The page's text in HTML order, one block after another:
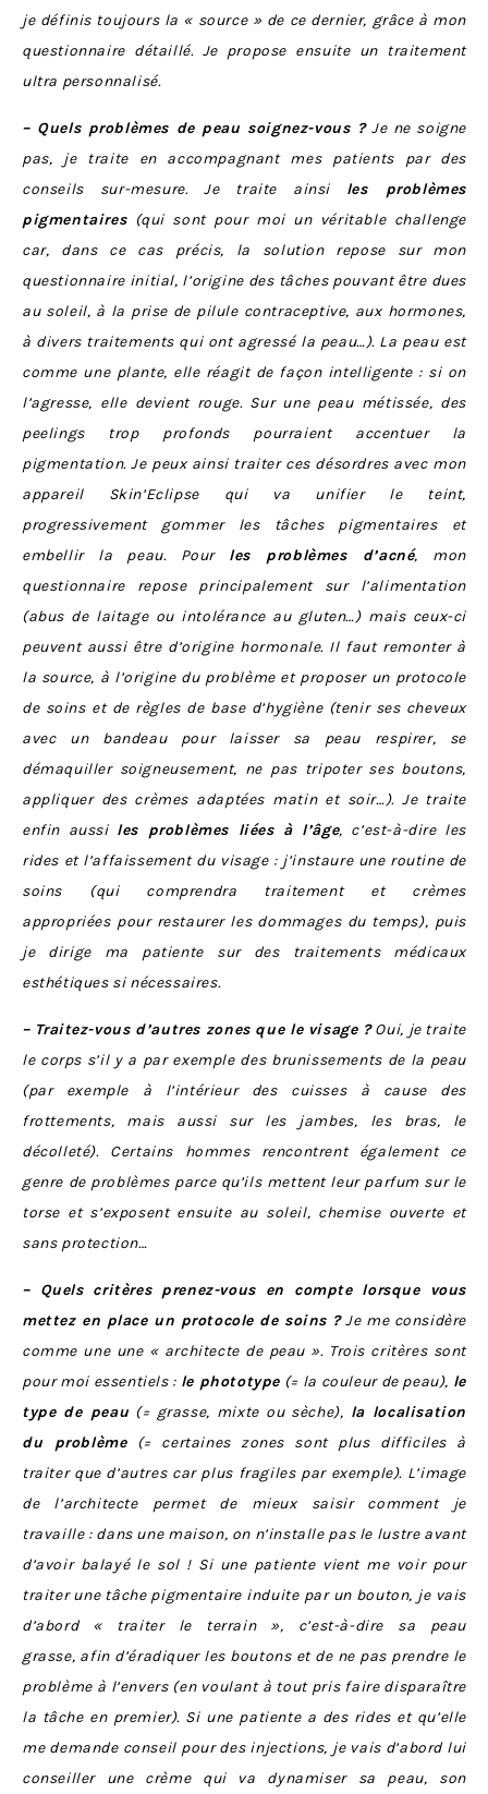
je définis toujours la « source » de ce dernier, grâce à mon
questionnaire détaillé. Je propose ensuite un traitement
ultra personnalisé.
– Quels problèmes de peau soignez-vous ?Je ne soigne
pas, je traite en accompagnant mes patients par des
conseils sur-mesure. Je traite ainsi les problèmes
pigmentaires(qui sont pour moi un véritable challenge
car, dans ce cas précis, la solution repose sur mon
questionnaire initial, l’origine des tâches pouvant être dues
au soleil, à la prise de pilule contraceptive, aux hormones,
à divers traitements qui ont agressé la peau…). La peau est
comme une plante, elle réagit de façon intelligente : si on
l’agresse, elle devient rouge. Sur une peau métissée, des
peelings trop profonds pourraient accentuer la
pigmentation. Je peux ainsi traiter ces désordres avec mon
appareil Skin’Eclipse qui va unifier le teint,
progressivement gommer les tâches pigmentaires et
embellir la peau. Pour les problèmes d’acné, mon
questionnaire repose principalement sur l’alimentation
(abus de laitage ou intolérance au gluten…) mais ceux-ci
peuvent aussi être d’origine hormonale. Il faut remonter à
la source, à l’origine du problème et proposer un protocole
de soins et de règles de base d’hygiène (tenir ses cheveux
avec un bandeau pour laisser sa peau respirer, se
démaquiller soigneusement, ne pas tripoter ses boutons,
appliquer des crèmes adaptées matin et soir…). Je traite
enfin aussi les problèmes liées à l’âge, c’est-à-dire les
rides et l’affaissement du visage : j’instaure une routine de
soins (qui comprendra traitement et crèmes
appropriées pour restaurer les dommages du temps), puis
je dirige ma patiente sur des traitements médicaux
esthétiques si nécessaires.
– Traitez-vous d’autres zones que le visage ?Oui, je traite
le corps s’il y a par exemple des brunissements de la peau
(par exemple à l’intérieur des cuisses à cause des
frottements, mais aussi sur les jambes, les bras, le
décolleté). Certains hommes rencontrent également ce
genre de problèmes parce qu’ils mettent leur parfum sur le
torse et s’exposent ensuite au soleil, chemise ouverte et
sans protection…
– Quels critères prenez-vous en compte lorsque vous
mettez en place un protocole de soins ?Je me considère
comme une une « architecte de peau ». Trois critères sont
pour moi essentiels : le phototype (= la couleur de peau), le
type de peau (= grasse, mixte ou sèche), la localisation
du problème(= certaines zones sont plus difficiles à
traiter que d’autres car plus fragiles par exemple). L’image
de l’architecte permet de mieux saisir comment je
travaille : dans une maison, on n’installe pas le lustre avant
d’avoir balayé le sol ! Si une patiente vient me voir pour
traiter une tâche pigmentaire induite par un bouton, je vais
d’abord « traiter le terrain », c’est-à-dire sa peau
grasse, afin d’éradiquer les boutons et de ne pas prendre le
problème à l’envers (en voulant à tout pris faire disparaître
la tâche en premier). Si une patiente a des rides et qu’elle
me demande conseil pour des injections, je vais d’abord lui
conseiller une crème qui va dynamiser sa peau, son